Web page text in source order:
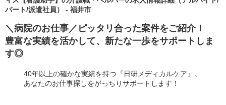
パート/派遣社員） - 福井市
＼病院のお仕事／ピッタリ合った案件をご紹介！
豊富な実績を活かして、新たな一歩をサポートしま
す◎
40年以上の確かな実績を持つ『日研メディカルケア』。
あなたのお仕事探しをがっちりサポートします！